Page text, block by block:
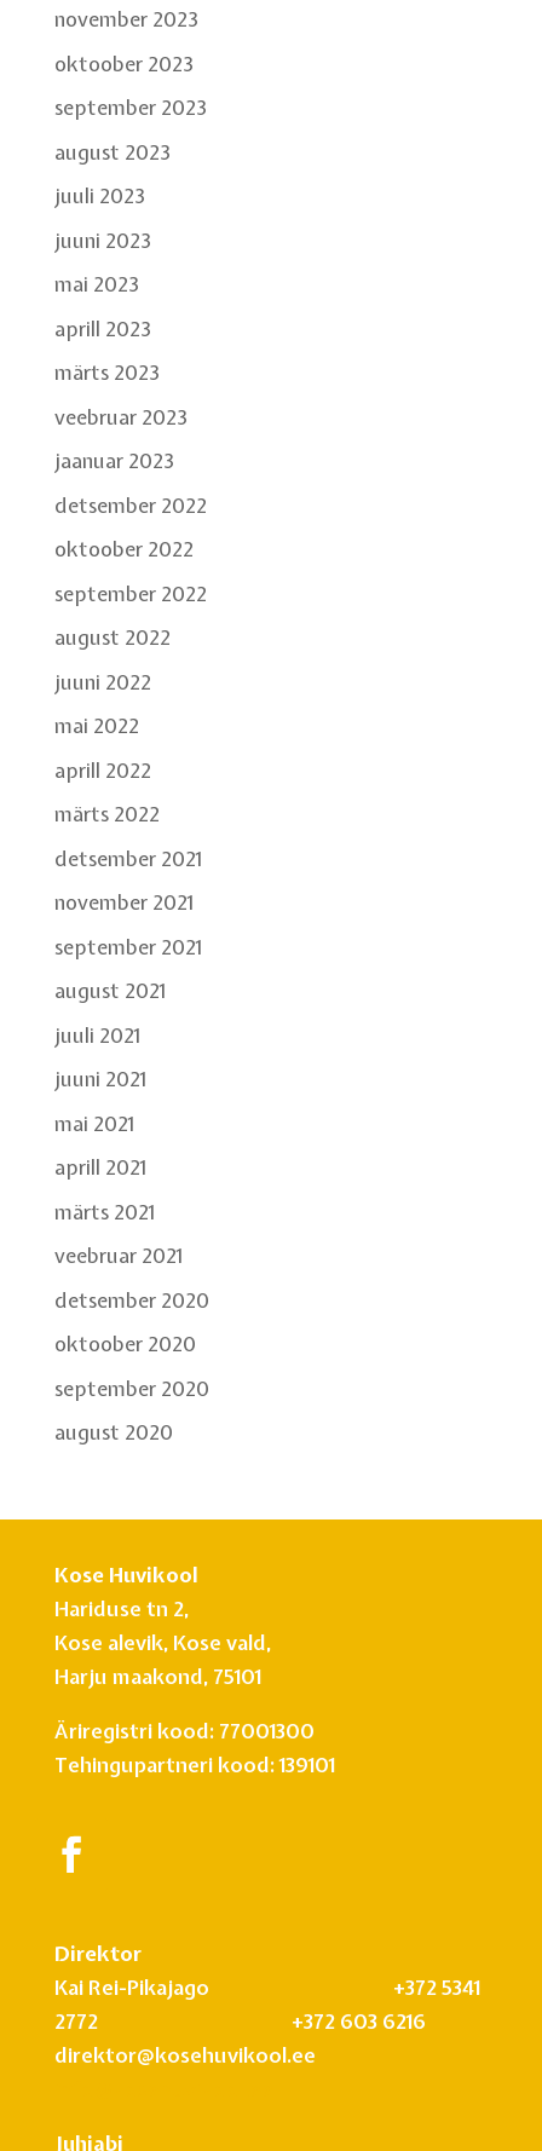
november 2023
oktoober 2023
september 2023
august 2023
juuli 2023
juuni 2023
mai 2023
aprill 2023
märts 2023
veebruar 2023
jaanuar 2023
detsember 2022
oktoober 2022
september 2022
august 2022
juuni 2022
mai 2022
aprill 2022
märts 2022
detsember 2021
november 2021
september 2021
august 2021
juuli 2021
juuni 2021
mai 2021
aprill 2021
märts 2021
veebruar 2021
detsember 2020
oktoober 2020
september 2020
august 2020
Kose Huvikool
Hariduse tn 2,
Kose alevik, Kose vald,
Harju maakond, 75101
Äriregistri kood: 77001300
Tehingupartneri kood: 139101
Direktor
Kai Rei-Pikajago +372 5341
2772 +372 603 6216
direktor@kosehuvikool.ee
Juhiabi